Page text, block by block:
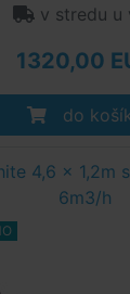
v stredu u
1320,00
do
4,6 x
6m3/h